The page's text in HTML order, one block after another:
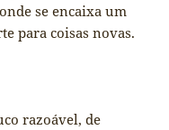
se encaixa um
para coisas novas.
razoável, de